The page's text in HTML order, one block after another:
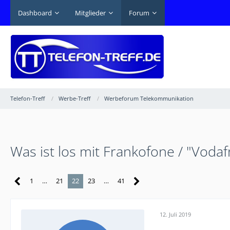
Dashboard Mitglieder Forum
Telefon-Treff Werbe-Treff Werbeforum Telekommunikation
Was ist los mit Frankofone /
1 … 21 22 23 … 41
12. Juli 2019